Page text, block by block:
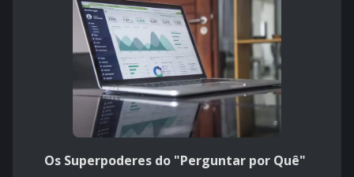
Os Superpoderes do "Perguntar por Quê"